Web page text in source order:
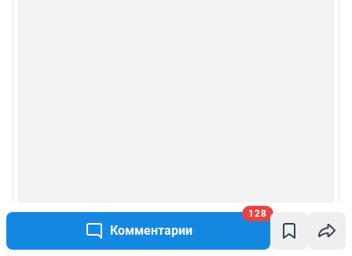
Комментарии
128